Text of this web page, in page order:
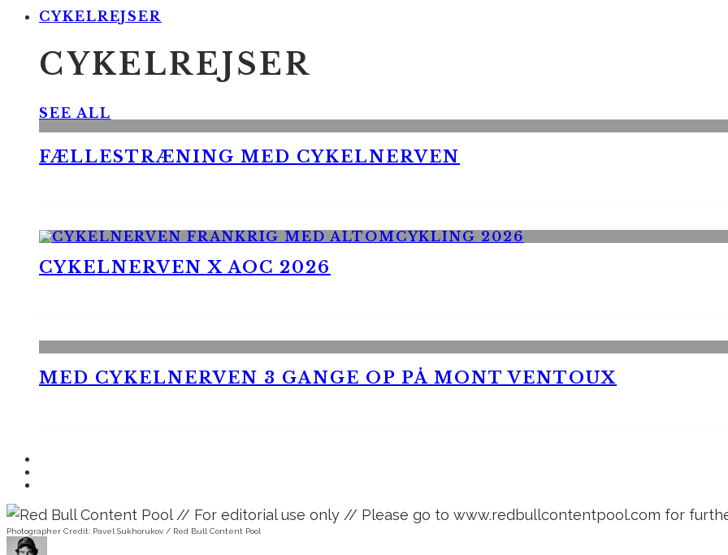
CYKELREJSER
CYKELREJSER
SEE ALL
FÆLLESTRÆNING MED CYKELNERVEN
CYKELNERVEN X AOC 2026
MED CYKELNERVEN 3 GANGE OP PÅ MONT VENTOUX
Photographer Credit: Pavel Sukhorukov / Red Bull Content Pool